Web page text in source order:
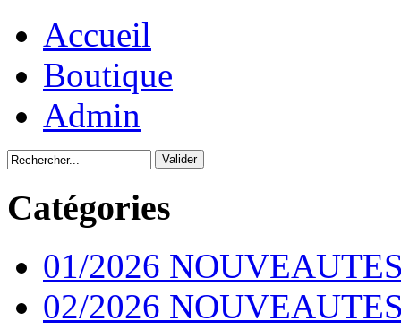
Accueil
Boutique
Admin
Catégories
01/2026
02/2026